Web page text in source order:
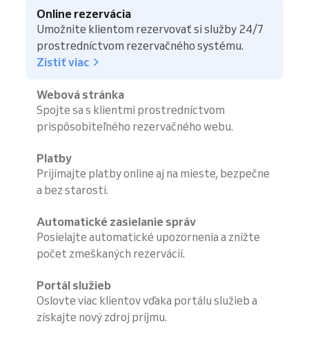
Online rezervácia
Umožnite klientom rezervovať si služby 24/7
prostredníctvom rezervačného systému.
Zistiť viac
Webová stránka
Spojte sa s klientmi prostredníctvom
prispôsobiteľného rezervačného webu.
Platby
Prijímajte platby online aj na mieste, bezpečne
a bez starostí.
Automatické zasielanie správ
Posielajte automatické upozornenia a znížte
počet zmeškaných rezervácií.
Portál služieb
Oslovte viac klientov vďaka portálu služieb a
získajte nový zdroj príjmu.